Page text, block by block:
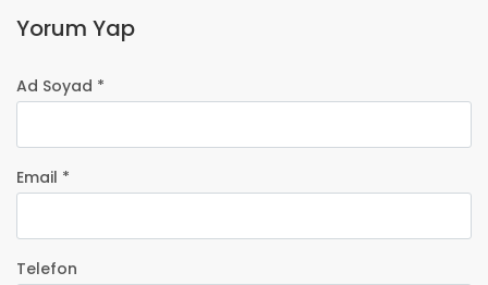
Yorum Yap
Ad Soyad *
Email *
Telefon